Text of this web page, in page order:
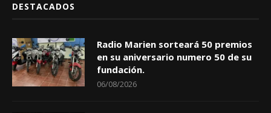
DESTACADOS
Radio Marien sorteará 50 premios
en su aniversario numero 50 de su
fundación.
06/08/2026